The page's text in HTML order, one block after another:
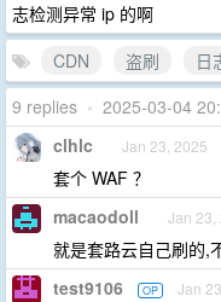
志检测异常 ip 的啊
CDN
盗刷
日
9 replies • 2025-03-04
clhlc Jan 23, 2025
套个 WAF ？
macaodoll Jan 23,
就是套路云自己刷的,
test9106 OP Jan